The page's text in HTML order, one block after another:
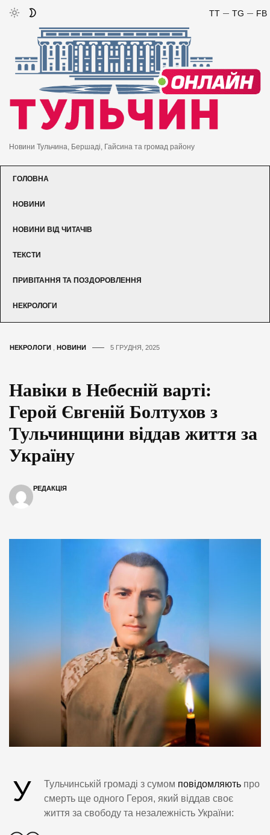
FB
TG
TT
Новини Тульчина, Бершаді, Гайсина та громад району
ГОЛОВНА
НОВИНИ
НОВИНИ ВІД ЧИТАЧІВ
ТЕКСТИ
ПРИВІТАННЯ ТА ПОЗДОРОВЛЕННЯ
НЕКРОЛОГИ
НЕКРОЛОГИ НОВИНИ 5 ГРУДНЯ, 2025
Навіки в Небесній варті:
Герой Євгеній Болтухов з
Тульчинщини віддав життя за
Україну
РЕДАКЦІЯ
У Тульчинській громаді з сумом повідомляють про
смерть ще одного Героя, який віддав своє
життя за свободу та незалежність України: